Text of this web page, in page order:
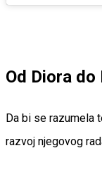
Od Diora
Da bi se razumela
razvoj njegovog